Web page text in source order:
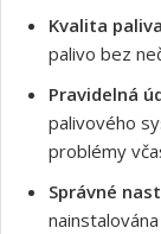
Kvalita
palivo bez
Pravidelná
palivového
problémy
Správné